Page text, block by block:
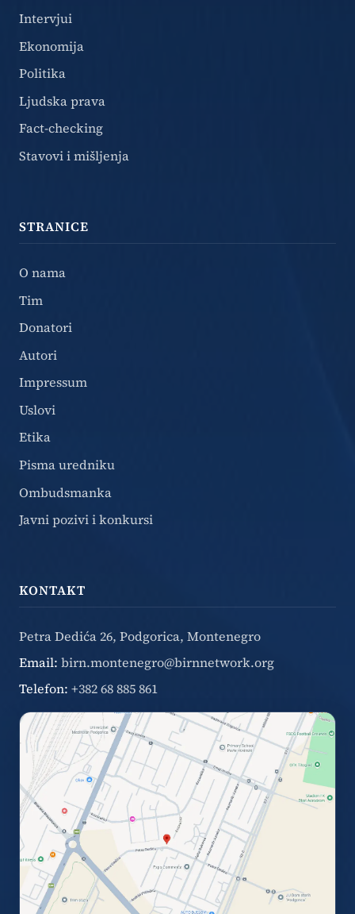
Intervjui
Ekonomija
Politika
Ljudska prava
Fact-checking
Stavovi i mišljenja
STRANICE
O nama
Tim
Donatori
Autori
Impressum
Uslovi
Etika
Pisma uredniku
Ombudsmanka
Javni pozivi i konkursi
KONTAKT
Petra Dedića 26, Podgorica, Montenegro
Email: birn.montenegro@birnnetwork.org
Telefon: +382 68 885 861